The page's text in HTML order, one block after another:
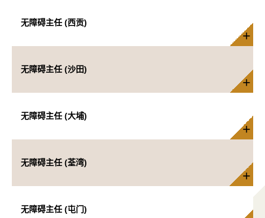
无障碍主任 (西贡)
无障碍主任 (沙田)
无障碍主任 (大埔)
无障碍主任 (荃湾)
无障碍主任 (屯门)